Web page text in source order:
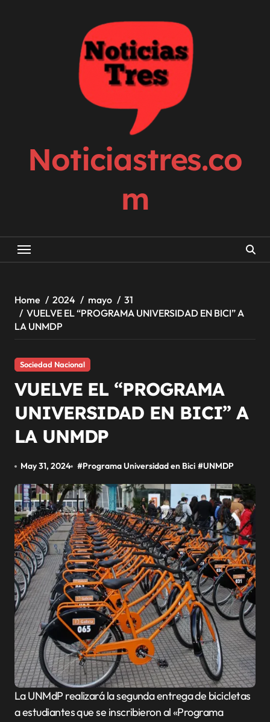
Noticiastres.co
m
Home 2024 mayo
31
VUELVE EL “PROGRAMA UNIVERSIDAD EN BICI” A
LA UNMDP
Sociedad Nacional
VUELVE EL “PROGRAMA
UNIVERSIDAD EN BICI” A
LA UNMDP
May 31, 2024 #Programa Universidad en Bici #UNMDP
La UNMdP realizará la segunda entrega de bicicletas
a estudiantes que se inscribieron al «Programa